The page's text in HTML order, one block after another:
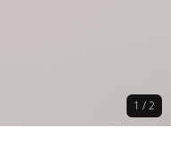
1 / 2